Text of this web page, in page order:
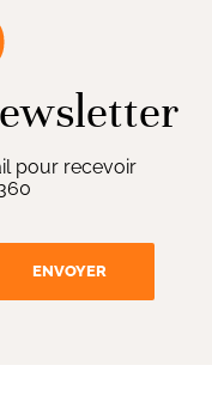
pour recevoir
ENVOYER